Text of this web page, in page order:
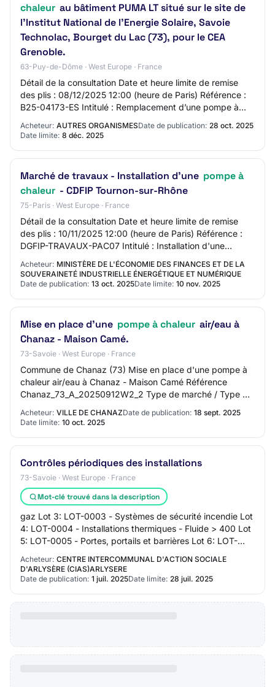
chaleur au bâtiment PUMA LT situé sur le site de
l’Institut National de l’Energie Solaire, Savoie
Technolac, Bourget du Lac (73), pour le CEA
Grenoble.
63-Puy-de-Dôme · West Europe · France
Détail de la consultation Date et heure limite de remise
des plis : 08/12/2025 12:00 (heure de Paris) Référence :
B25-04173-ES Intitulé : Remplacement d’une pompe à
Acheteur: AUTRES ORGANISMESDate de publication: 28 oct. 2025
Date limite: 8 déc. 2025
Marché de travaux - Installation d'une pompe à
chaleur - CDFIP Tournon-sur-Rhône
75-Paris · West Europe · France
Détail de la consultation Date et heure limite de remise
des plis : 10/11/2025 12:00 (heure de Paris) Référence :
DGFIP-TRAVAUX-PAC07 Intitulé : Installation d'une
pompe à chaleur - CDFIP Tournon-sur…
Acheteur: MINISTÈRE DE L'ÉCONOMIE DES FINANCES ET DE LA
SOUVERAINETÉ INDUSTRIELLE ÉNERGÉTIQUE ET NUMÉRIQUE
Date de publication: 13 oct. 2025Date limite: 10 nov. 2025
Mise en place d'une pompe à chaleur air/eau à
Chanaz - Maison Camé.
73-Savoie · West Europe · France
Commune de Chanaz (73) Mise en place d'une pompe à
chaleur air/eau à Chanaz - Maison Camé Référence
Chanaz_73_A_20250912W2_2 Type de marché / Type de
Acheteur: VILLE DE CHANAZDate de publication: 18 sept. 2025
Date limite: 10 oct. 2025
Contrôles périodiques des installations
73-Savoie · West Europe · France
Mot-clé trouvé dans la description
gaz Lot 3: LOT-0003 - Systèmes de sécurité incendie Lot
4: LOT-0004 - Installations thermiques - Fluide > 400 Lot
5: LOT-0005 - Portes, portails et barrières Lot 6: LOT-
Acheteur: CENTRE INTERCOMMUNAL D'ACTION SOCIALE
D'ARLYSÈRE (CIAS)ARLYSERE
Date de publication: 1 juil. 2025Date limite: 28 juil. 2025